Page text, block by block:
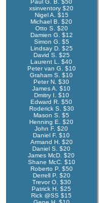
Paul G. B. $50
xsinventory $20
Nigel A. $15
Michael B. $20
Otto S. $20
Damien G. $12
Simon G. $5
Lindsay D. $25
David S. $25
Laurent L. $40
Peter van G. $10
Graham S. $10
Peter N. $30
James A. $10
Dmitry I. $10
Edward R. $50
Roderick S. $30
Mason S. $5
Henning E. $20
John F. $20
Daniel F. $10
Armand H. $20
Daniel S. $20
James McD. $20
Shane McC. $10
Roberto P. $50
Derrell P. $20
Trevor O. $30
Patrick H. $25
Rick @SS $15